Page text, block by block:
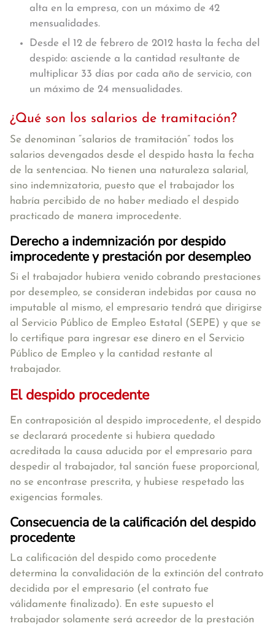
alta en la empresa, con un máximo de 42
mensualidades.
Desde el 12 de febrero de 2012 hasta la fecha del
despido: asciende a la cantidad resultante de
multiplicar 33 días por cada año de servicio, con
un máximo de 24 mensualidades.
¿Qué son los salarios de tramitación?
Se denominan “salarios de tramitación” todos los
salarios devengados desde el despido hasta la fecha
de la sentenciaa. No tienen una naturaleza salarial,
sino indemnizatoria, puesto que el trabajador los
habría percibido de no haber mediado el despido
practicado de manera improcedente.
Derecho a indemnización por despido
improcedente y prestación por desempleo
Si el trabajador hubiera venido cobrando prestaciones
por desempleo, se consideran indebidas por causa no
imputable al mismo, el empresario tendrá que dirigirse
al Servicio Público de Empleo Estatal (SEPE) y que se
lo certifique para ingresar ese dinero en el Servicio
Público de Empleo y la cantidad restante al
trabajador.
El despido procedente
En contraposición al despido improcedente, el despido
se declarará procedente si hubiera quedado
acreditada la causa aducida por el empresario para
despedir al trabajador, tal sanción fuese proporcional,
no se encontrase prescrita, y hubiese respetado las
exigencias formales.
Consecuencia de la calificación del despido
procedente
La calificación del despido como procedente
determina la convalidación de la extinción del contrato
decidida por el empresario (el contrato fue
válidamente finalizado). En este supuesto el
trabajador solamente será acreedor de la prestación